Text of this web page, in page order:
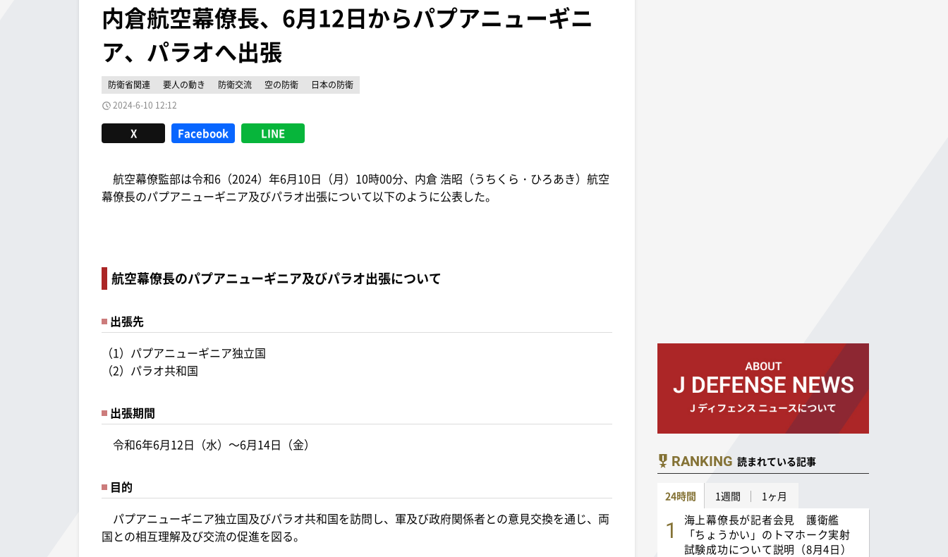
内倉航空幕僚長、6月12日からパプアニューギニ
ア、パラオへ出張
防衛省関連 要人の動き 防衛交流 空の防衛
日本の防衛
2024-6-10 12:12
X Facebook LINE
航空幕僚監部は令和6（2024）年6月10日（月）10時00分、内倉 浩昭（うちくら・ひろあき）航空
幕僚長のパプアニューギニア及びパラオ出張について以下のように公表した。
航空幕僚長のパプアニューギニア及びパラオ出張について
出張先
（1）パプアニューギニア独立国
（2）パラオ共和国
出張期間
令和6年6月12日（水）～6月14日（金）
目的
パプアニューギニア独立国及びパラオ共和国を訪問し、軍及び政府関係者との意見交換を通じ、両
国との相互理解及び交流の促進を図る。
RANKING 読まれている記事
24時間 1週間 1ヶ月
海上幕僚長が記者会見 護衛艦
「ちょうかい」のトマホーク実射
試験成功について説明（8月4日）